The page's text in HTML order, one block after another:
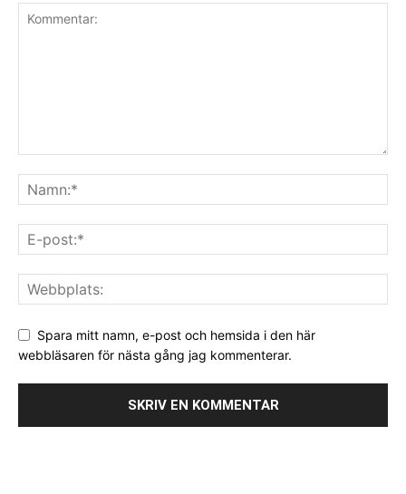
Spara mitt namn, e-post och hemsida i den här
webbläsaren för nästa gång jag kommenterar.